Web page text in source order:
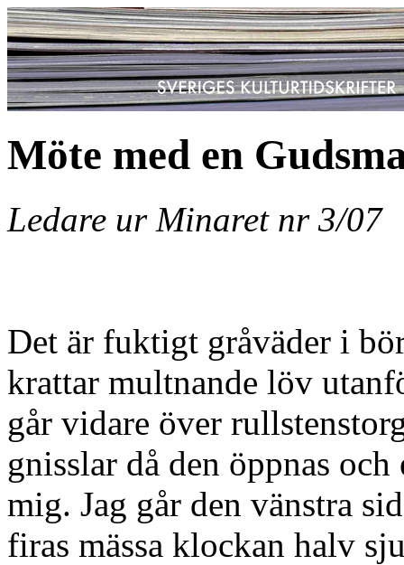
Möte med en
Ledare ur Minaret nr 3/07
Det är fuktigt gråväder i
krattar multnande löv
går vidare över
gnisslar då den öppnas
mig. Jag går den vänstra
firas mässa klockan halv